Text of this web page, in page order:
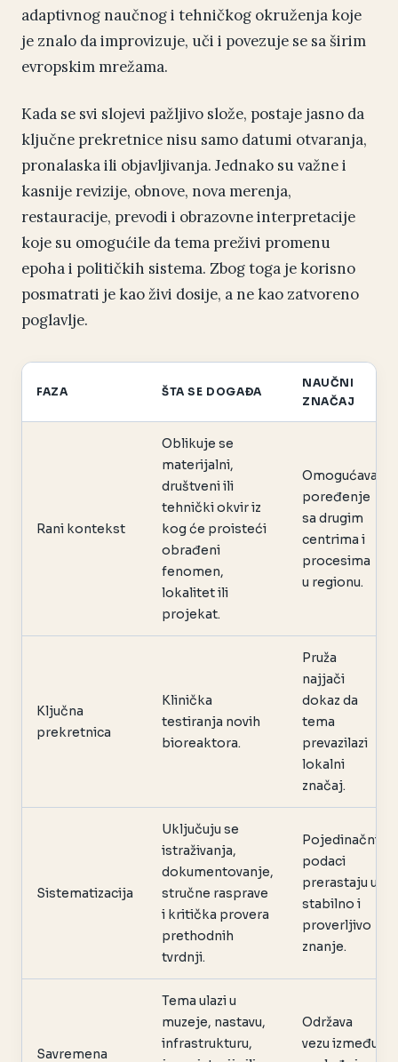
adaptivnog naučnog i tehničkog okruženja koje
je znalo da improvizuje, uči i povezuje se sa širim
evropskim mrežama.
Kada se svi slojevi pažljivo slože, postaje jasno da
ključne prekretnice nisu samo datumi otvaranja,
pronalaska ili objavljivanja. Jednako su važne i
kasnije revizije, obnove, nova merenja,
restauracije, prevodi i obrazovne interpretacije
koje su omogućile da tema preživi promenu
epoha i političkih sistema. Zbog toga je korisno
posmatrati je kao živi dosije, a ne kao zatvoreno
poglavlje.
FAZA ŠTA SE DOGAĐA
NAUČNI
ZNAČAJ
Rani kontekst
Oblikuje se
materijalni,
društveni ili
tehnički okvir iz
kog će proisteći
obrađeni
fenomen,
lokalitet ili
projekat.
Omogućava
poređenje
sa drugim
centrima i
procesima
u regionu.
Ključna
prekretnica
Klinička
testiranja novih
bioreaktora.
Pruža
najjači
dokaz da
tema
prevazilazi
lokalni
značaj.
Sistematizacija
Uključuju se
istraživanja,
dokumentovanje,
stručne rasprave
i kritička provera
prethodnih
tvrdnji.
Pojedinačni
podaci
prerastaju u
stabilno i
proverljivo
znanje.
Savremena
Tema ulazi u
muzeje, nastavu,
infrastrukturu,
Održava
vezu između